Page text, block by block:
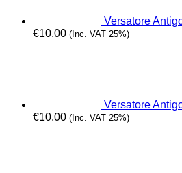
Versatore
€10,00 (Inc. VAT 25%)
Versatore
€10,00 (Inc. VAT 25%)